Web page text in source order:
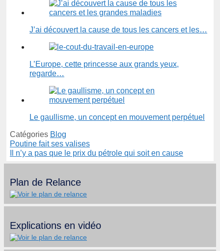
J’ai découvert la cause de tous les cancers et les…
L’Europe, cette princesse aux grands yeux,
regarde…
Le gaullisme, un concept en mouvement perpétuel
Catégories Blog
Poutine fait ses valises
Il n’y a pas que le prix du pétrole qui soit en cause
Plan de Relance
Explications en vidéo